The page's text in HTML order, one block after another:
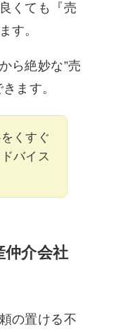
くても『売
す。
ら絶妙な”売
ます。
くすぐ
バイス
仲介会社
の置ける不